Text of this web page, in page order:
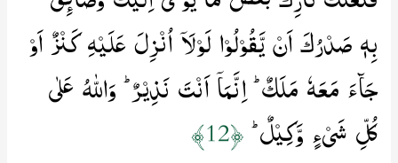
بِهٖ صَدۡرُكَ اَنۡ يَّقُوۡلُوۡا لَوۡلَاۤ اُنۡزِلَ عَلَيۡهِ كَنۡزٌ اَوۡ
جَآءَ مَعَهٗ مَلَكٌ​ ؕ اِنَّمَاۤ اَنۡتَ نَذِيۡرٌ​ ؕ وَاللّٰهُ عَلٰى
كُلِّ شَىۡءٍ وَّكِيۡلٌ ؕ‏﴿12﴾